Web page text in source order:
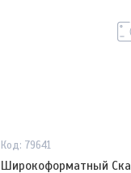
79641
Широкоформатный